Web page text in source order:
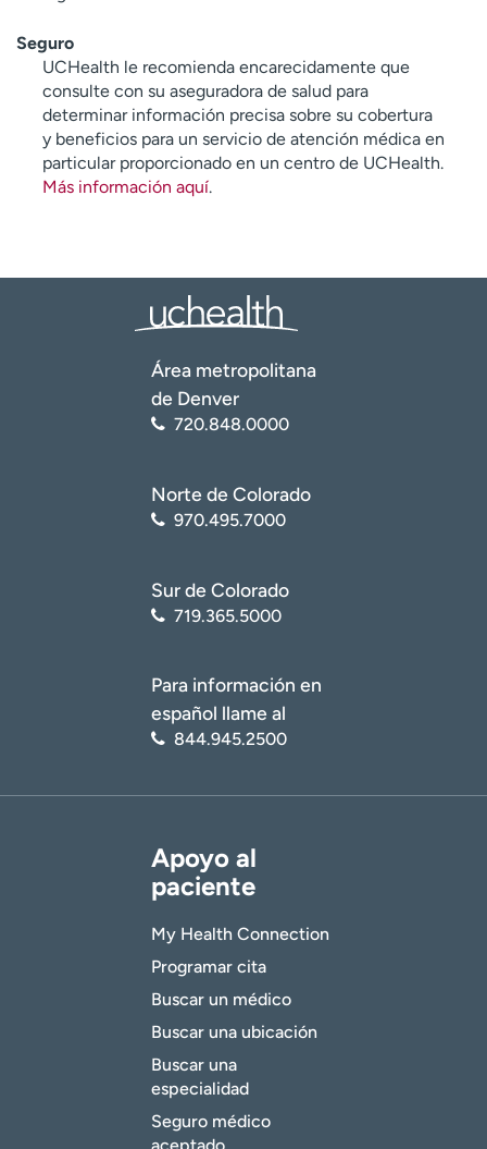
Seguro
UCHealth le recomienda encarecidamente que
consulte con su aseguradora de salud para
determinar información precisa sobre su cobertura
y beneficios para un servicio de atención médica en
particular proporcionado en un centro de UCHealth.
Más información aquí.
Área metropolitana
de Denver
720.848.0000
Norte de Colorado
970.495.7000
Sur de Colorado
719.365.5000
Para información en
español llame al
844.945.2500
Apoyo al
paciente
My Health Connection
Programar cita
Buscar un médico
Buscar una ubicación
Buscar una
especialidad
Seguro médico